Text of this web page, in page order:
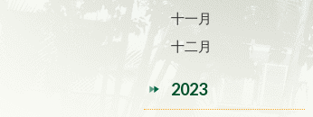
十一月
十二月
2023